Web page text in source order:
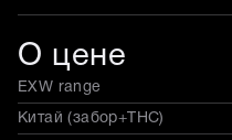
О цене
EXW range
Китай (забор+THC)